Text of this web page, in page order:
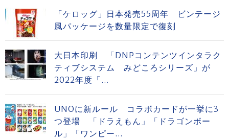
「ケロッグ」日本発売55周年 ビンテージ
風パッケージを数量限定で復刻
大日本印刷 「DNPコンテンツインタラク
ティブシステム みどころシリーズ」が
2022年度「...
UNOに新ルール コラボカードが一挙に3
つ登場 「ドラえもん」「ドラゴンボー
ル」「ワンピー...